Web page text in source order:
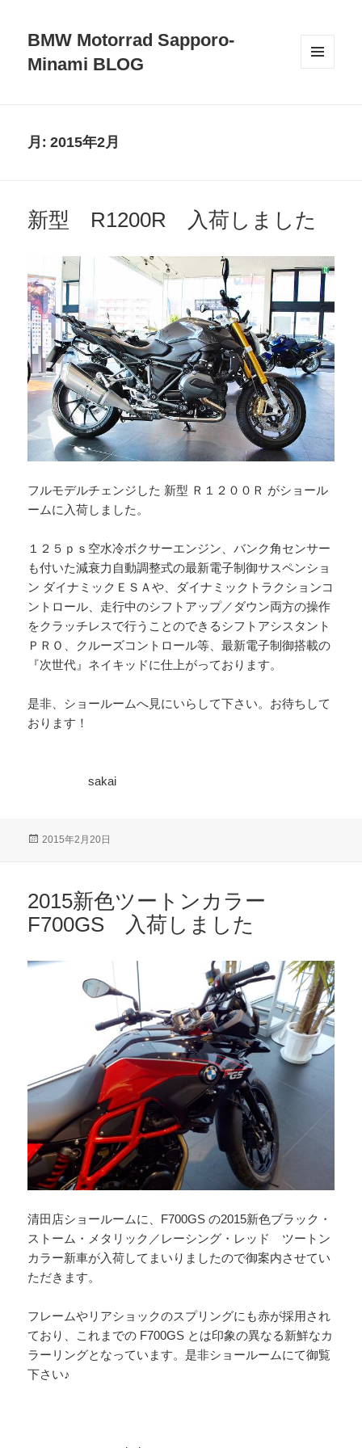
BMW Motorrad Sapporo-
Minami BLOG
月:2015年2月
新型 R1200R 入荷しました
フルモデルチェンジした 新型 Ｒ１２００Ｒ がショール
ームに入荷しました。
１２５ｐｓ空水冷ボクサーエンジン、バンク角センサー
も付いた減衰力自動調整式の最新電子制御サスペンショ
ン ダイナミックＥＳＡや、ダイナミックトラクションコ
ントロール、走行中のシフトアップ／ダウン両方の操作
をクラッチレスで行うことのできるシフトアシスタント
ＰＲＯ、クルーズコントロール等、最新電子制御搭載の
『次世代』ネイキッドに仕上がっております。
是非、ショールームへ見にいらして下さい。お待ちして
おります！
sakai
投
2015年2月20日
2015新色ツートンカラー
F700GS 入荷しました
清田店ショールームに、F700GS の2015新色ブラック・
ストーム・メタリック／レーシング・レッド ツートン
カラー新車が入荷してまいりましたので御案内させてい
ただきます。
フレームやリアショックのスプリングにも赤が採用され
ており、これまでの F700GS とは印象の異なる新鮮なカ
ラーリングとなっています。是非ショールームにて御覧
下さい♪